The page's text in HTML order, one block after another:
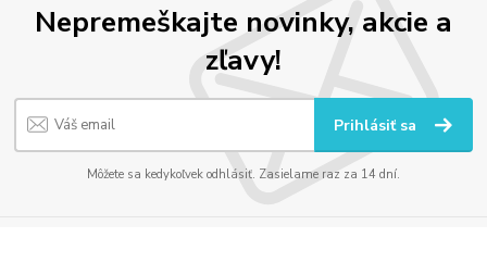
Nepremeškajte novinky, akcie a
zľavy!
Prihlásiť sa
Môžete sa kedykoľvek odhlásiť. Zasielame raz za 14 dní.